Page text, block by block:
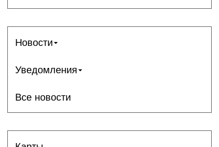
Новости
Уведомления
Все новости